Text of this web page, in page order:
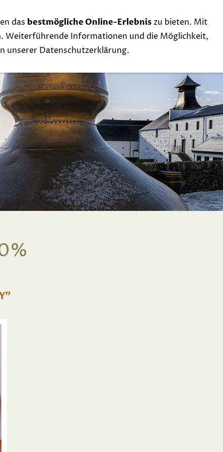
Events Links Contact Exclusive Tastings
das bestmögliche Online-Erlebniszu bieten. Mit
Weiterführende Informationen und die Möglichkeit,
unserer Datenschutzerklärung.